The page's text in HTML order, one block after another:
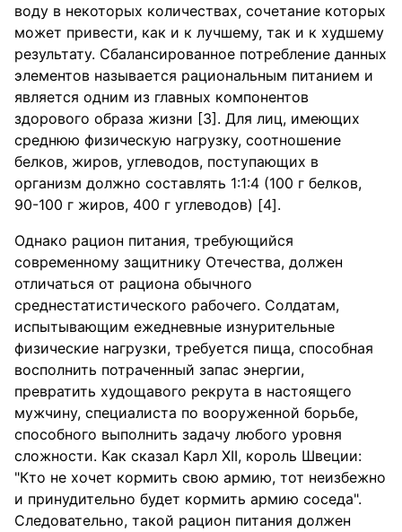
воду в некоторых количествах, сочетание которых
может привести, как и к лучшему, так и к худшему
результату. Сбалансированное потребление данных
элементов называется рациональным питанием и
является одним из главных компонентов
здорового образа жизни [3]. Для лиц, имеющих
среднюю физическую нагрузку, соотношение
белков, жиров, углеводов, поступающих в
организм должно составлять 1:1:4 (100 г белков,
90-100 г жиров, 400 г углеводов) [4].
Однако рацион питания, требующийся
современному защитнику Отечества, должен
отличаться от рациона обычного
среднестатистического рабочего. Солдатам,
испытывающим ежедневные изнурительные
физические нагрузки, требуется пища, способная
восполнить потраченный запас энергии,
превратить худощавого рекрута в настоящего
мужчину, специалиста по вооруженной борьбе,
способного выполнить задачу любого уровня
сложности. Как сказал Карл XII, король Швеции:
"Кто не хочет кормить свою армию, тот неизбежно
и принудительно будет кормить армию соседа".
Следовательно, такой рацион питания должен